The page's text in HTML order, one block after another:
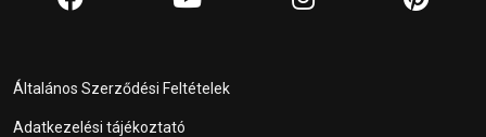
Általános Szerződési Feltételek
Adatkezelési tájékoztató